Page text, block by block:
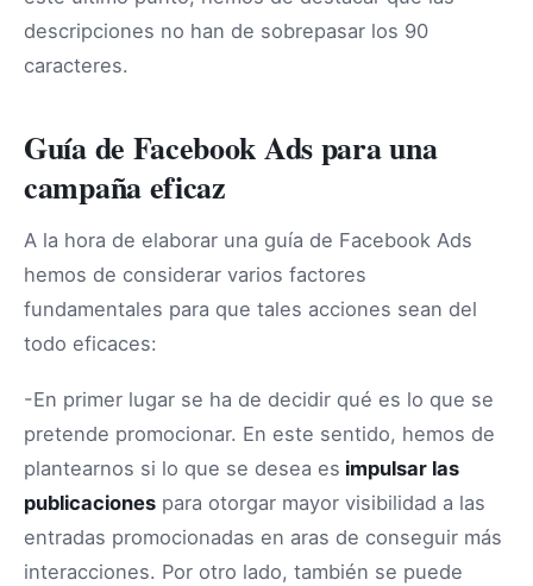
descripciones no han de sobrepasar los 90
caracteres.
Guía de Facebook Ads para una
campaña eficaz
A la hora de elaborar una guía de Facebook Ads
hemos de considerar varios factores
fundamentales para que tales acciones sean del
todo eficaces:
-En primer lugar se ha de decidir qué es lo que se
pretende promocionar. En este sentido, hemos de
plantearnos si lo que se desea es impulsar las
publicaciones para otorgar mayor visibilidad a las
entradas promocionadas en aras de conseguir más
interacciones. Por otro lado, también se puede